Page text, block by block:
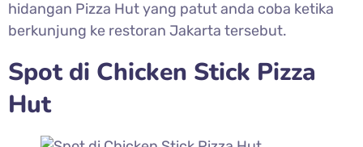
hidangan Pizza Hut yang patut anda coba ketika
berkunjung ke restoran Jakarta tersebut.
Spot di Chicken Stick Pizza
Hut